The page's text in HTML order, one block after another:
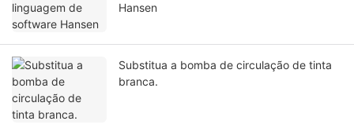
Hansen
Substitua a bomba de circulação de tinta
branca.